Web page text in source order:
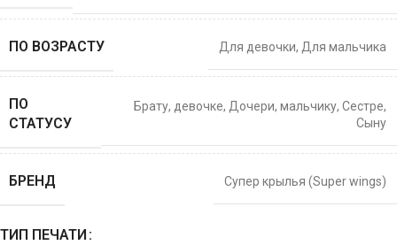
ПО ВОЗРАСТУ Для девочки, Для мальчика
ПО
СТАТУСУ
Брату, девочке, Дочери, мальчику, Сестре,
Сыну
БРЕНД Супер крылья (Super wings)
ТИП ПЕЧАТИ